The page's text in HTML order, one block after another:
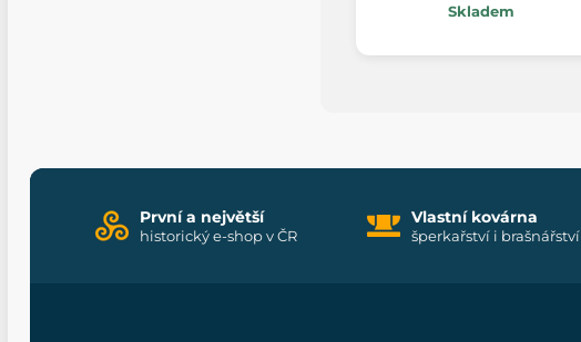
Skladem
První a největší
historický e-shop v ČR
Vlastní kovárna
šperkařství i brašnářství